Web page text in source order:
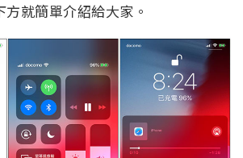
就簡單介紹給大家。